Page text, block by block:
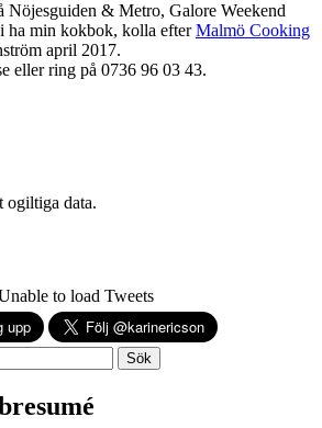
Nöjesguiden & Metro, Galore Weekend
ha min kokbok, kolla efterMalmö Cooking
april 2017.
eller ring på 0736 96 03 43.
ogiltiga data.
to load Tweets